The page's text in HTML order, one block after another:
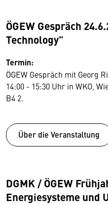
ÖGEW Gespräch
Technology"
Termin:
ÖGEW Gespräch mit Georg
14:00 - 15:30 Uhr in WKO,
B4 2.
Über die Veranstaltung
DGMK / ÖGEW
Energiesysteme und